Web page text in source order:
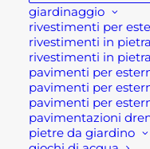
giardinaggio
rivestimenti per
rivestimenti in
rivestimenti in
pavimenti per
pavimenti per
pavimenti per
pavimentazioni
pietre da giardino
incastrano
possono
erosione.
intorno alle
vecchio
Mai far
fonti di